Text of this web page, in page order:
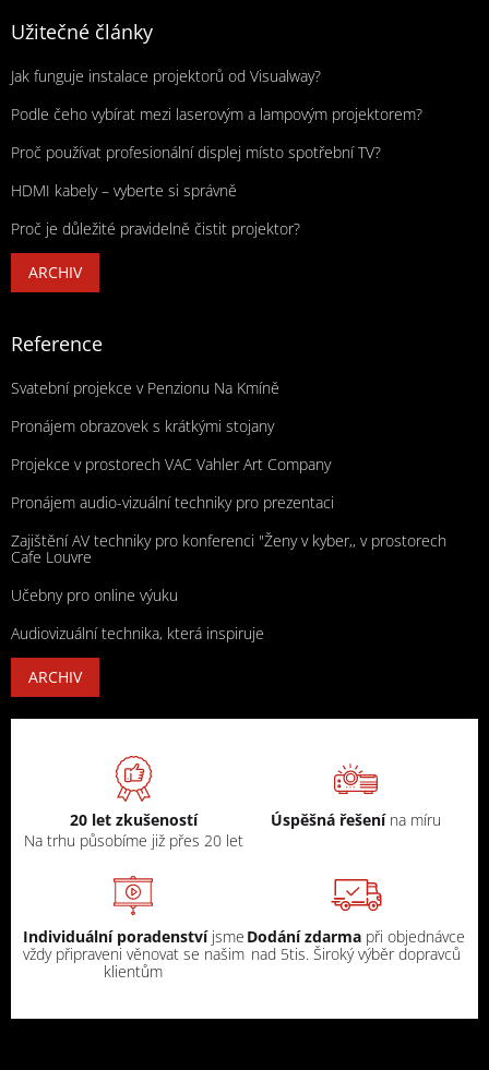
Užitečné články
Jak funguje instalace projektorů od Visualway?
Podle čeho vybírat mezi laserovým a lampovým projektorem?
Proč používat profesionální displej místo spotřební TV?
HDMI kabely – vyberte si správně
Proč je důležité pravidelně čistit projektor?
ARCHIV
Reference
Svatební projekce v Penzionu Na Kmíně
Pronájem obrazovek s krátkými stojany
Projekce v prostorech VAC Vahler Art Company
Pronájem audio-vizuální techniky pro prezentaci
Zajištění AV techniky pro konferenci "Ženy v kyber,, v prostorech
Cafe Louvre
Učebny pro online výuku
Audiovizuální technika, která inspiruje
ARCHIV
20 let zkušeností
Na trhu působíme již přes 20 let
Úspěšná řešení na míru
Individuální poradenstvíjsme
vždy připraveni věnovat se našim
klientům
Dodání zdarma při objednávce
nad 5tis. Široký výběr dopravců